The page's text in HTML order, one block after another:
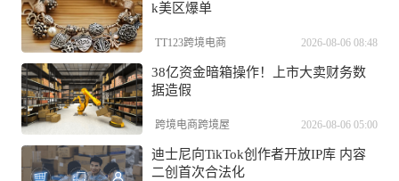
k美区爆单
TT123跨境电商 2026-08-06 08:48
38亿资金暗箱操作！上市大卖财务数
据造假
跨境电商跨境屋 2026-08-06 05:00
迪士尼向TikTok创作者开放IP库 内容
二创首次合法化